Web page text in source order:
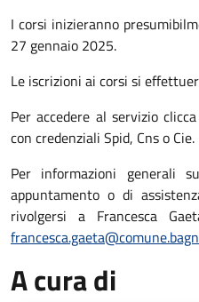
I corsi inizieranno
27 gennaio 2025.
Le iscrizioni ai corsi si
Per accedere al servizio clicca
con credenziali Spid, Cns o Cie.
Per informazioni generali
appuntamento o di
rivolgersi a Francesca
A cura di